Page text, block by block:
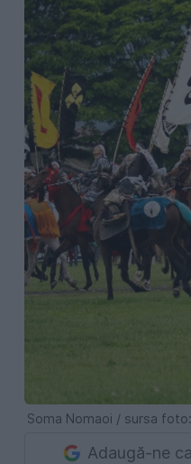
Soma Nomaoi / sursa
Adaugă-ne